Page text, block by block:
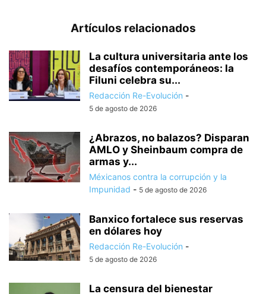
Artículos relacionados
La cultura universitaria ante los
desafíos contemporáneos: la
Filuni celebra su...
Redacción Re-Evolución -
5 de agosto de 2026
¿Abrazos, no balazos? Disparan
AMLO y Sheinbaum compra de
armas y...
Méxicanos contra la corrupción y la
Impunidad - 5 de agosto de 2026
Banxico fortalece sus reservas
en dólares hoy
Redacción Re-Evolución -
5 de agosto de 2026
La censura del bienestar